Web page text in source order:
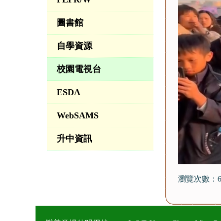
圖書館
自學資源
校園電視台
ESDA
WebSAMS
升中資訊
瀏覽次數：